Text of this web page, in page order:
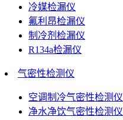
冷媒检漏仪
氟利昂检漏仪
制冷剂检漏仪
R134a检漏仪
气密性检测仪
空调制冷气密性检测仪
净水净饮气密性检测仪